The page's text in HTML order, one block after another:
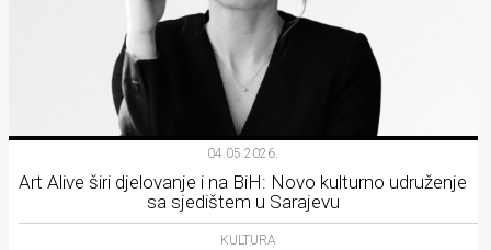
04.05.2026.
Art Alive širi djelovanje i na BiH: Novo kulturno udruženje
sa sjedištem u Sarajevu
KULTURA